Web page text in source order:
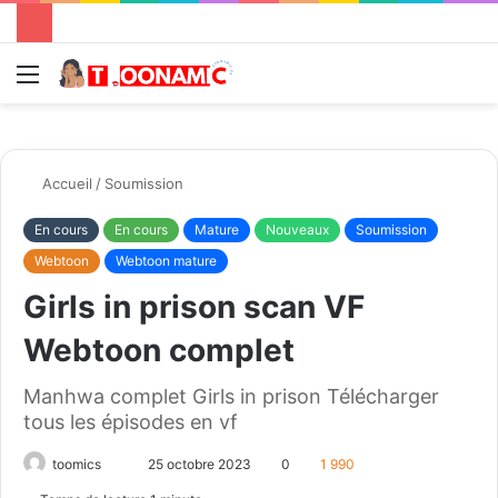
Menu
Accueil / Soumission
En cours En cours Mature Nouveaux
Soumission
Webtoon
Webtoon mature
Girls in prison scan VF
Webtoon complet
Manhwa complet Girls in prison Télécharger
tous les épisodes en vf
toomics 25 octobre 2023 0 1 990